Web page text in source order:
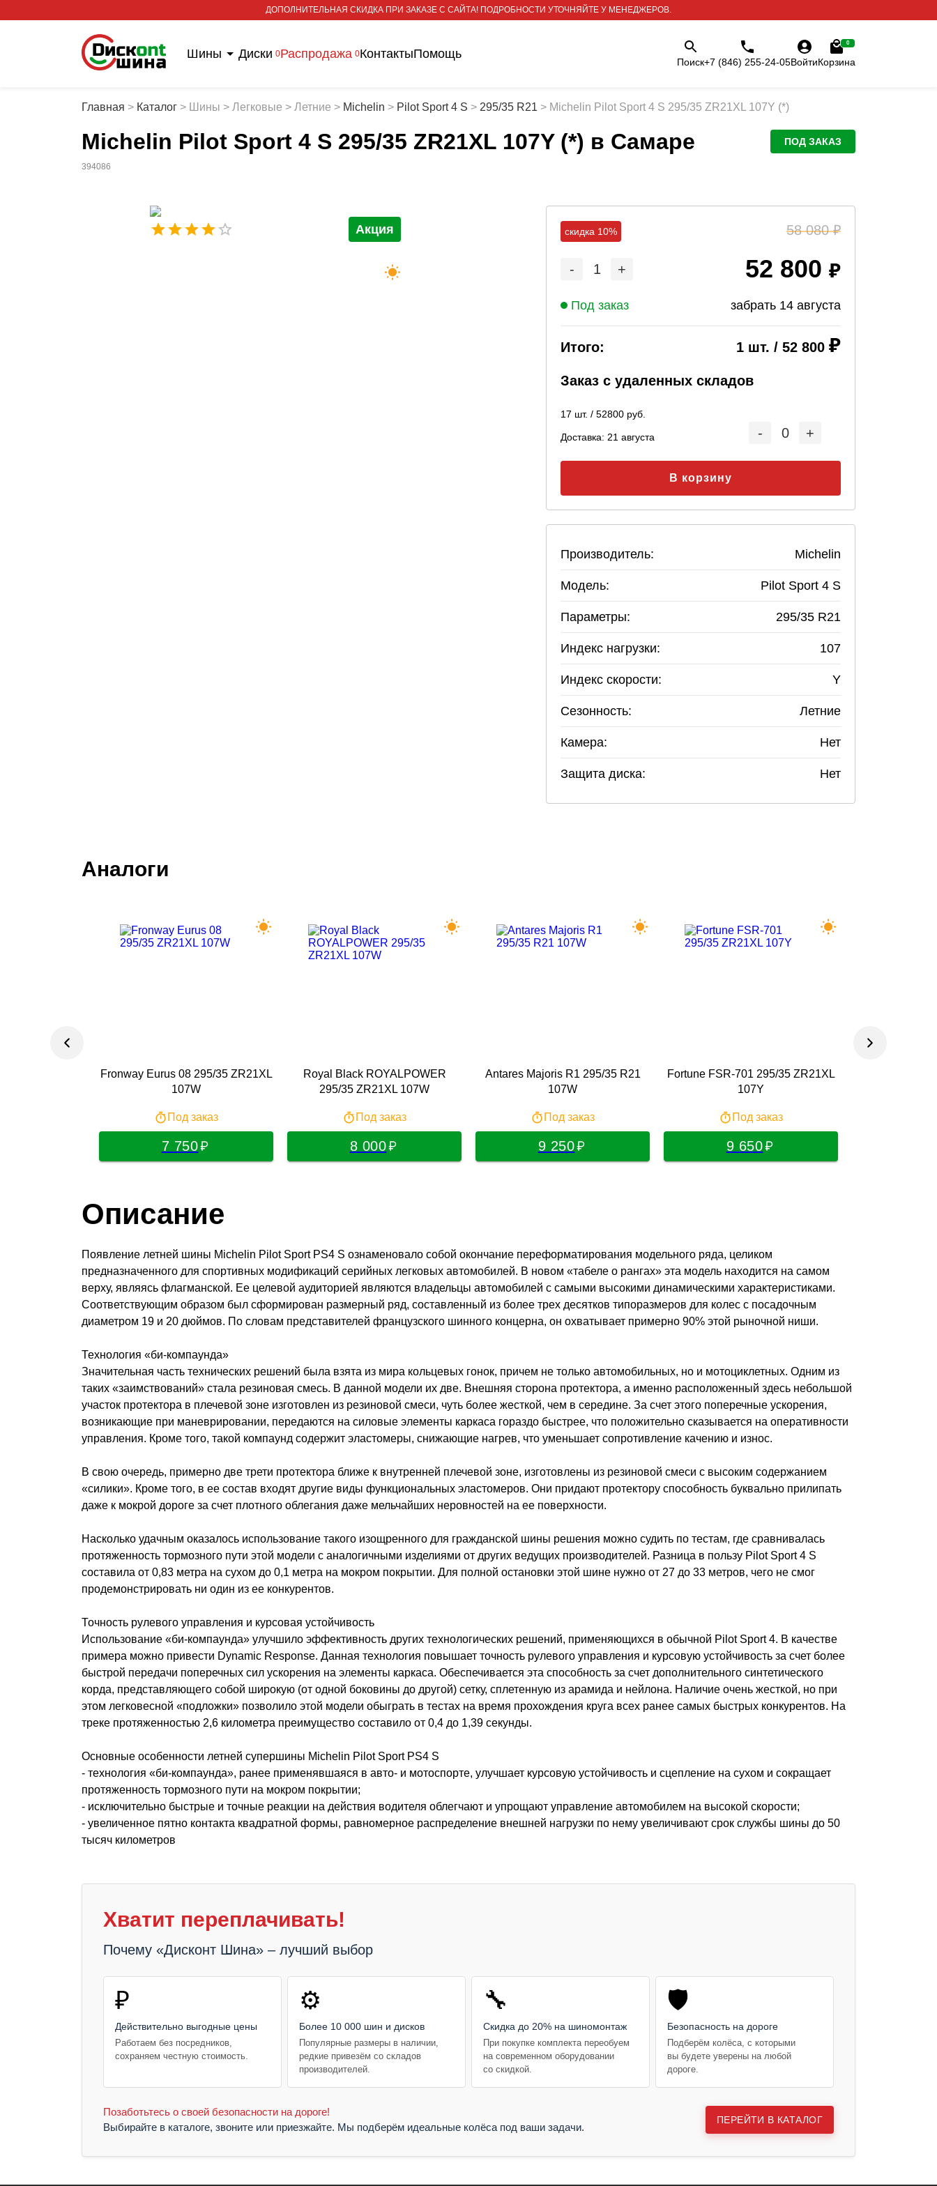
ДОПОЛНИТЕЛЬНАЯ СКИДКА ПРИ ЗАКАЗЕ С САЙТА! ПОДРОБНОСТИ УТОЧНЯЙТЕ У МЕНЕДЖЕРОВ.
Шины Диски 0Распродажа 0КонтактыПомощь
Поиск+7 (846) 255-24-05ВойтиКорзина
0
Главная > Каталог > Шины > Легковые > Летние > Michelin > Pilot Sport 4 S > 295/35 R21 > Michelin Pilot Sport 4 S 295/35 ZR21XL 107Y (*)
Michelin Pilot Sport 4 S 295/35 ZR21XL 107Y (*) в Самаре ПОД ЗАКАЗ
394086
Акция скидка 10% 58 080
- 1 + 52 800
Под заказ забрать 14 августа
Итого: 1 шт. / 52 800
Заказ с удаленных складов
17 шт. / 52800 руб.
Доставка: 21 августа - 0 +
В корзину
Производитель: Michelin
Модель: Pilot Sport 4 S
Параметры: 295/35 R21
Индекс нагрузки: 107
Индекс скорости: Y
Сезонность: Летние
Камера: Нет
Защита диска: Нет
Аналоги
Fronway Eurus 08 295/35 ZR21XL
107W
Под заказ
7 750
Royal Black ROYALPOWER
295/35 ZR21XL 107W
Под заказ
8 000
Antares Majoris R1 295/35 R21
107W
Под заказ
9 250
Fortune FSR-701 295/35 ZR21XL
107Y
Под заказ
9 650
Описание
Появление летней шины Michelin Pilot Sport PS4 S ознаменовало собой окончание переформатирования модельного ряда, целиком
предназначенного для спортивных модификаций серийных легковых автомобилей. В новом «табеле о рангах» эта модель находится на самом
верху, являясь флагманской. Ее целевой аудиторией являются владельцы автомобилей с самыми высокими динамическими характеристиками.
Соответствующим образом был сформирован размерный ряд, составленный из более трех десятков типоразмеров для колес с посадочным
диаметром 19 и 20 дюймов. По словам представителей французского шинного концерна, он охватывает примерно 90% этой рыночной ниши.
Технология «би-компаунда»
Значительная часть технических решений была взята из мира кольцевых гонок, причем не только автомобильных, но и мотоциклетных. Одним из
таких «заимствований» стала резиновая смесь. В данной модели их две. Внешняя сторона протектора, а именно расположенный здесь небольшой
участок протектора в плечевой зоне изготовлен из резиновой смеси, чуть более жесткой, чем в середине. За счет этого поперечные ускорения,
возникающие при маневрировании, передаются на силовые элементы каркаса гораздо быстрее, что положительно сказывается на оперативности
управления. Кроме того, такой компаунд содержит эластомеры, снижающие нагрев, что уменьшает сопротивление качению и износ.
В свою очередь, примерно две трети протектора ближе к внутренней плечевой зоне, изготовлены из резиновой смеси с высоким содержанием
«силики». Кроме того, в ее состав входят другие виды функциональных эластомеров. Они придают протектору способность буквально прилипать
даже к мокрой дороге за счет плотного облегания даже мельчайших неровностей на ее поверхности.
Насколько удачным оказалось использование такого изощренного для гражданской шины решения можно судить по тестам, где сравнивалась
протяженность тормозного пути этой модели с аналогичными изделиями от других ведущих производителей. Разница в пользу Pilot Sport 4 S
составила от 0,83 метра на сухом до 0,1 метра на мокром покрытии. Для полной остановки этой шине нужно от 27 до 33 метров, чего не смог
продемонстрировать ни один из ее конкурентов.
Точность рулевого управления и курсовая устойчивость
Использование «би-компаунда» улучшило эффективность других технологических решений, применяющихся в обычной Pilot Sport 4. В качестве
примера можно привести Dynamic Response. Данная технология повышает точность рулевого управления и курсовую устойчивость за счет более
быстрой передачи поперечных сил ускорения на элементы каркаса. Обеспечивается эта способность за счет дополнительного синтетического
корда, представляющего собой широкую (от одной боковины до другой) сетку, сплетенную из арамида и нейлона. Наличие очень жесткой, но при
этом легковесной «подложки» позволило этой модели обыграть в тестах на время прохождения круга всех ранее самых быстрых конкурентов. На
треке протяженностью 2,6 километра преимущество составило от 0,4 до 1,39 секунды.
Основные особенности летней супершины Michelin Pilot Sport PS4 S
- технология «би-компаунда», ранее применявшаяся в авто- и мотоспорте, улучшает курсовую устойчивость и сцепление на сухом и сокращает
протяженность тормозного пути на мокром покрытии;
- исключительно быстрые и точные реакции на действия водителя облегчают и упрощают управление автомобилем на высокой скорости;
- увеличенное пятно контакта квадратной формы, равномерное распределение внешней нагрузки по нему увеличивают срок службы шины до 50
тысяч километров
Хватит переплачивать!
Почему «Дисконт Шина» – лучший выбор
₽
Действительно выгодные цены
Работаем без посредников,
сохраняем честную стоимость.
⚙️
Более 10 000 шин и дисков
Популярные размеры в наличии,
редкие привезём со складов
производителей.
🔧
Скидка до 20% на шиномонтаж
При покупке комплекта переобуем
на современном оборудовании
со скидкой.
🛡️
Безопасность на дороге
Подберём колёса, с которыми
вы будете уверены на любой
дороге.
Позаботьтесь о своей безопасности на дороге!
Выбирайте в каталоге, звоните или приезжайте. Мы подберём идеальные колёса под ваши задачи.
ПЕРЕЙТИ В КАТАЛОГ